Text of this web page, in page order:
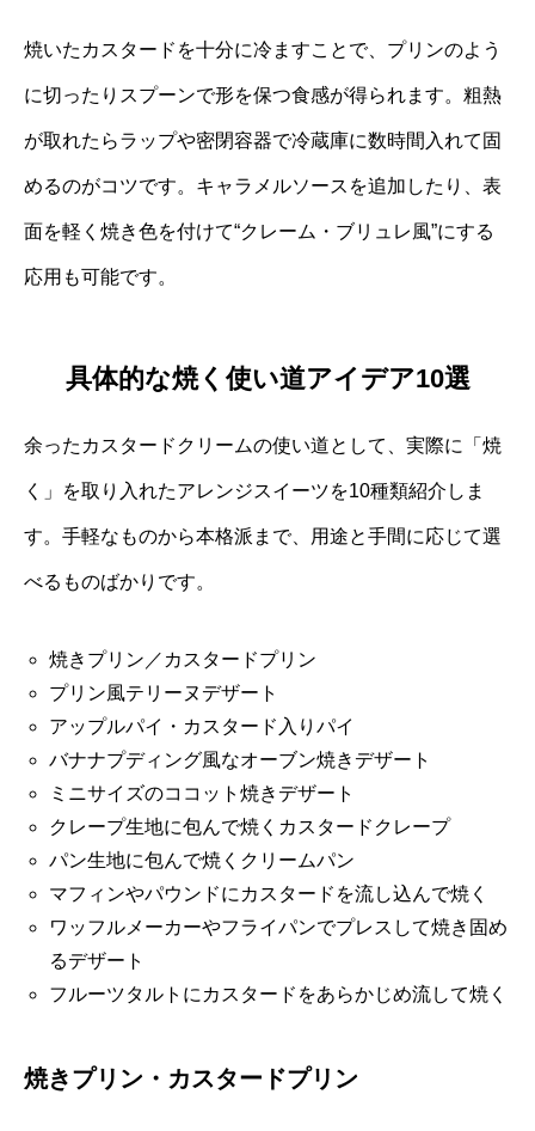
焼いたカスタードを十分に冷ますことで、プリンのよう
に切ったりスプーンで形を保つ食感が得られます。粗熱
が取れたらラップや密閉容器で冷蔵庫に数時間入れて固
めるのがコツです。キャラメルソースを追加したり、表
面を軽く焼き色を付けて“クレーム・ブリュレ風”にする
応用も可能です。
具体的な焼く使い道アイデア10選
余ったカスタードクリームの使い道として、実際に「焼
く」を取り入れたアレンジスイーツを10種類紹介しま
す。手軽なものから本格派まで、用途と手間に応じて選
べるものばかりです。
焼きプリン／カスタードプリン
プリン風テリーヌデザート
アップルパイ・カスタード入りパイ
バナナプディング風なオーブン焼きデザート
ミニサイズのココット焼きデザート
クレープ生地に包んで焼くカスタードクレープ
パン生地に包んで焼くクリームパン
マフィンやパウンドにカスタードを流し込んで焼く
ワッフルメーカーやフライパンでプレスして焼き固め
るデザート
フルーツタルトにカスタードをあらかじめ流して焼く
焼きプリン・カスタードプリン